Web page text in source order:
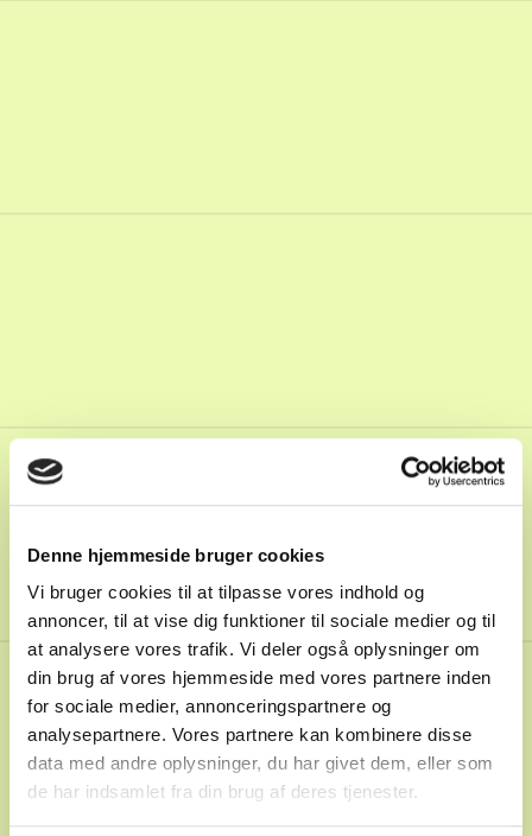
Denne hjemmeside bruger cookies
Vi bruger cookies til at tilpasse vores indhold og
annoncer, til at vise dig funktioner til sociale medier og til
at analysere vores trafik. Vi deler også oplysninger om
din brug af vores hjemmeside med vores partnere inden
for sociale medier, annonceringspartnere og
analysepartnere. Vores partnere kan kombinere disse
data med andre oplysninger, du har givet dem, eller som
de har indsamlet fra din brug af deres tjenester.
12
Spiller til Spiller 12.12.2023
103:Jacob Buus om
kaos i Belgien,